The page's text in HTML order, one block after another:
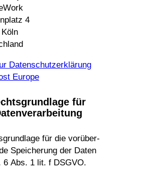
4
Daten­schutz­er­klä­rung
Europe
für
für die vorüber­
Spei­che­rung der Daten
6 Abs. 1 lit. f DSGVO.